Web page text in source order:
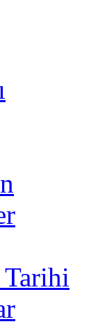
Tarihi